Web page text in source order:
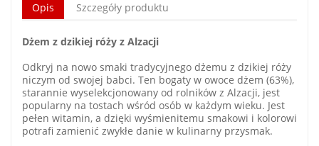
Opis Szczegóły produktu
Dżem z dzikiej róży z Alzacji
Odkryj na nowo smaki tradycyjnego dżemu z dzikiej róży
niczym od swojej babci. Ten bogaty w owoce dżem (63%),
starannie wyselekcjonowany od rolników z Alzacji, jest
popularny na tostach wśród osób w każdym wieku. Jest
pełen witamin, a dzięki wyśmienitemu smakowi i kolorowi
potrafi zamienić zwykłe danie w kulinarny przysmak.